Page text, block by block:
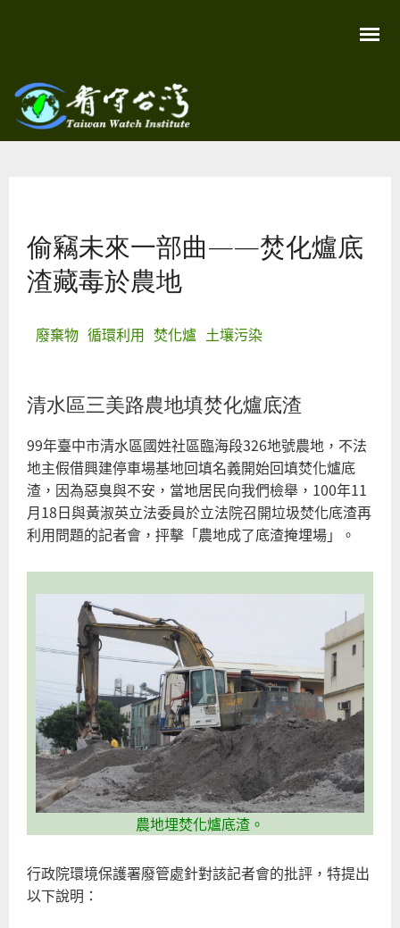
容
Watch
偷竊未來一部曲——焚化爐底
渣藏毒於農地
廢棄物 循環利用 焚化爐 土壤污染
清水區三美路農地填焚化爐底渣
99年臺中市清水區國姓社區臨海段326地號農地，不法
地主假借興建停車場基地回填名義開始回填焚化爐底
渣，因為惡臭與不安，當地居民向我們檢舉，100年11
月18日與黃淑英立法委員於立法院召開垃圾焚化底渣再
利用問題的記者會，抨擊「農地成了底渣掩埋場」。
農地埋焚化爐底渣。
行政院環境保護署廢管處針對該記者會的批評，特提出
以下說明：